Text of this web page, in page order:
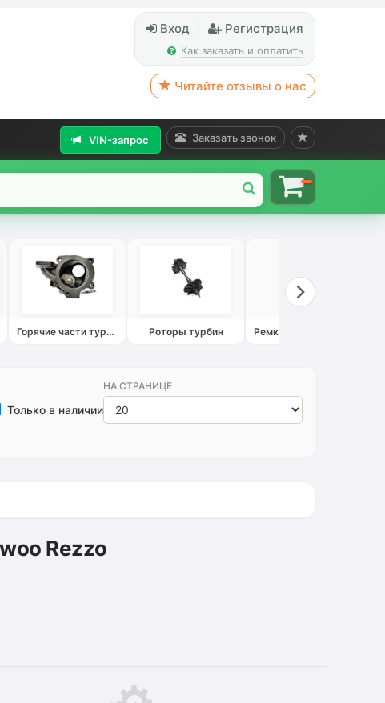
Вход Регистрация
Как заказать и оплатить
Читайте отзывы о нас
Заказать звонок
VIN-запрос
Горячие части турбин Роторы турбин
Только в наличии
НА СТРАНИЦЕ
Rezzo